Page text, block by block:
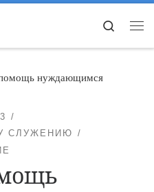
Search
нуждающимся
СЛУЖЕНИЮ